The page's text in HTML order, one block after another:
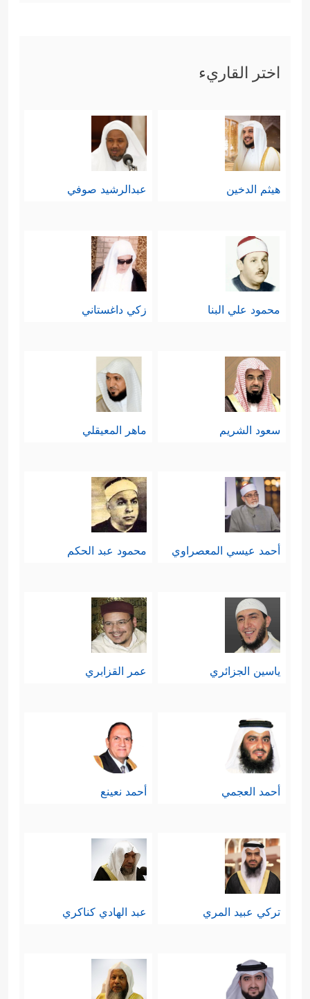
اختر القاريء
هيثم الدخين عبدالرشيد صوفي
محمود علي البنا زكي داغستاني
سعود الشريم ماهر المعيقلي
أحمد عيسي المعصراوي محمود عبد الحكم
ياسين الجزائري عمر القزابري
أحمد العجمي أحمد نعينع
تركي عبيد المري عبد الهادي كناكري